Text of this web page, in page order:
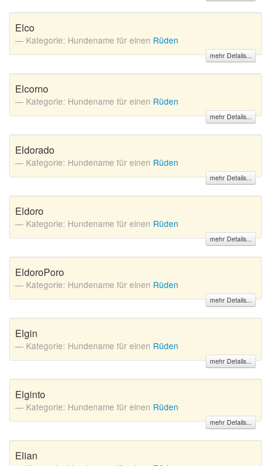
Elco
Kategorie: Hundename für einen Rüden
mehr Details...
Elcorno
Kategorie: Hundename für einen Rüden
mehr Details...
Eldorado
Kategorie: Hundename für einen Rüden
mehr Details...
Eldoro
Kategorie: Hundename für einen Rüden
mehr Details...
EldoroPoro
Kategorie: Hundename für einen Rüden
mehr Details...
Elgin
Kategorie: Hundename für einen Rüden
mehr Details...
Elginto
Kategorie: Hundename für einen Rüden
mehr Details...
Elian